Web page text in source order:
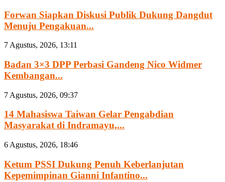
Forwan Siapkan Diskusi Publik Dukung Dangdut
Menuju Pengakuan...
7 Agustus, 2026, 13:11
Badan 3×3 DPP Perbasi Gandeng Nico Widmer
Kembangan...
7 Agustus, 2026, 09:37
14 Mahasiswa Taiwan Gelar Pengabdian
Masyarakat di Indramayu,...
6 Agustus, 2026, 18:46
Ketum PSSI Dukung Penuh Keberlanjutan
Kepemimpinan Gianni Infantino...